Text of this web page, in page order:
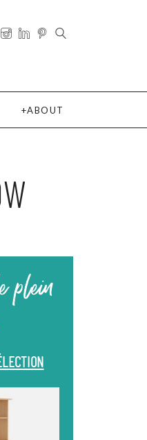
ABOUT
plein